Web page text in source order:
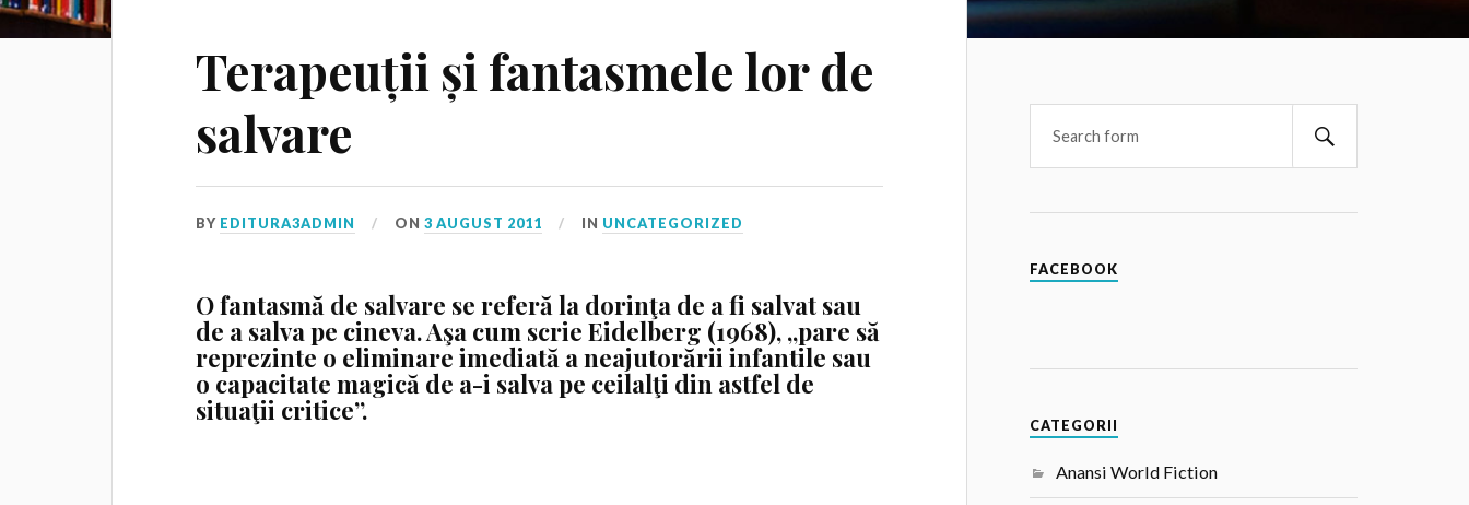
Terapeuții și fantasmele lor de
salvare
BY EDITURA3ADMIN ON3 AUGUST 2011 IN UNCATEGORIZED
O fantasmă de salvare se referă la dorinţa de a fi salvat sau
de a salva pe cineva. Aşa cum scrie Eidelberg (1968), „pare să
reprezinte o eliminare imediată a neajutorării infantile sau
o capacitate magică de a-i salva pe ceilalţi din astfel de
situaţii critice”.
FACEBOOK
CATEGORII
Anansi World Fiction